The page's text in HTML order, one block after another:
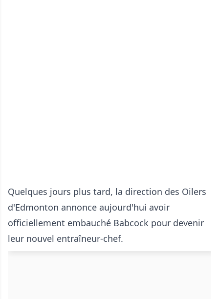
Quelques jours plus tard, la direction des Oilers
d'Edmonton annonce aujourd'hui avoir
officiellement embauché Babcock pour devenir
leur nouvel entraîneur-chef.